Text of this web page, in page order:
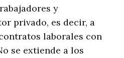
y
privado, es decir, a
laborales con
se extiende a los